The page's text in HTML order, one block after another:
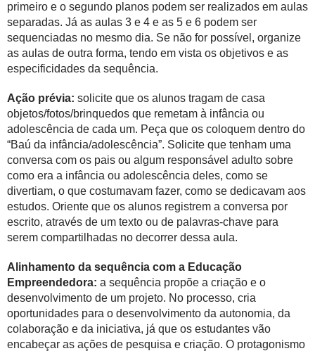
primeiro e o segundo planos podem ser realizados em aulas
separadas. Já as aulas 3 e 4 e as 5 e 6 podem ser
sequenciadas no mesmo dia. Se não for possível, organize
as aulas de outra forma, tendo em vista os objetivos e as
especificidades da sequência.
Ação prévia: solicite que os alunos tragam de casa
objetos/fotos/brinquedos que remetam à infância ou
adolescência de cada um. Peça que os coloquem dentro do
“Baú da infância/adolescência”. Solicite que tenham uma
conversa com os pais ou algum responsável adulto sobre
como era a infância ou adolescência deles, como se
divertiam, o que costumavam fazer, como se dedicavam aos
estudos. Oriente que os alunos registrem a conversa por
escrito, através de um texto ou de palavras-chave para
serem compartilhadas no decorrer dessa aula.
Alinhamento da sequência com a Educação
Empreendedora: a sequência propõe a criação e o
desenvolvimento de um projeto. No processo, cria
oportunidades para o desenvolvimento da autonomia, da
colaboração e da iniciativa, já que os estudantes vão
encabeçar as ações de pesquisa e criação. O protagonismo